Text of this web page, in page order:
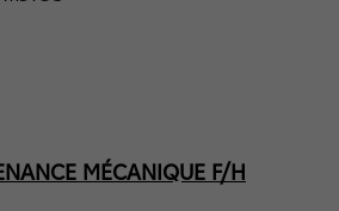
MÉCANIQUE F/H